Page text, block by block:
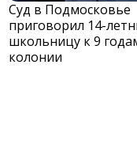
Суд в Подмосковье
приговорил 14-
школьницу к 9
колонии